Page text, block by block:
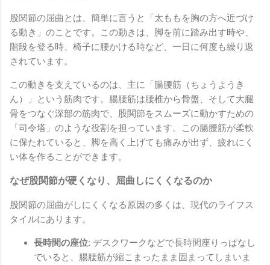
股関節の屈曲とは、簡単に言うと「太ももを胸の方へ近づけ
る動き」のことです。この動きは、脚を前に踏み出す時や、
階段を登る時、椅子に腰かける時など、一日に何度も繰り返
されています。
この動きを支えているのは、主に「腸腰筋（ちょうようき
ん）」という筋肉です。腸腰筋は腰椎から骨盤、そして大腿
骨をつなぐ深部の筋肉で、股関節をスムーズに動かすための
「司令塔」のような役割を担っています。この腸腰筋が柔軟
に保たれていると、脚を高く上げても痛みが出ず、疲れにく
い体を作ることができます。
なぜ股関節が硬くなり、屈曲しにくくなるのか
股関節の屈曲がしにくくなる原因の多くは、現代のライフス
タイルにあります。
長時間の座位: デスクワークなどで長時間座りっぱなし
でいると、腸腰筋が縮こまったまま固まってしまいま